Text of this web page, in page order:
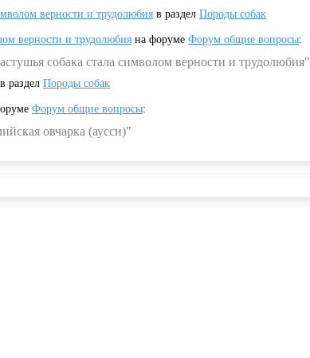
верности и трудолюбия в раздел Породы собак
верности и трудолюбия на форуме Форум общие вопросы:
собака стала символом верности и трудолюбия"
в раздел Породы собак
Форум общие вопросы:
овчарка (аусси)"